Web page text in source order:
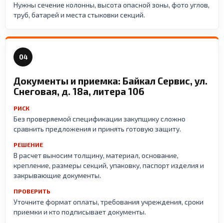
Нужны сечение колонны, высота опасной зоны, фото углов,
труб, батарей и места стыковки секций.
04
Документы и приемка: Байкал Сервис, ул.
Снеговая, д. 18а, литера 106
РИСК
Без проверяемой спецификации закупщику сложно
сравнить предложения и принять готовую защиту.
РЕШЕНИЕ
В расчет выносим толщину, материал, основание,
крепление, размеры секций, упаковку, паспорт изделия и
закрывающие документы.
ПРОВЕРИТЬ
Уточните формат оплаты, требования учреждения, сроки
приемки и кто подписывает документы.